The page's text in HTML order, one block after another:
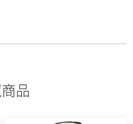
品